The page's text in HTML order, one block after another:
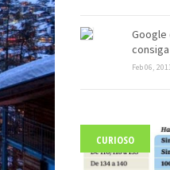
Carlo
Google
Feb 06,
CURIOSO